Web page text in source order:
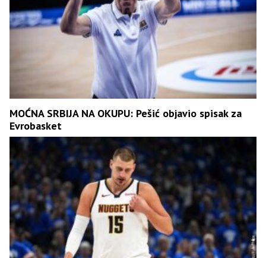
MOĆNA SRBIJA NA OKUPU: Pešić objavio spisak za
Еvrobasket